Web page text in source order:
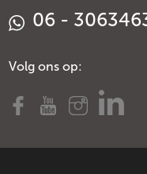
06 -
Volg ons op: